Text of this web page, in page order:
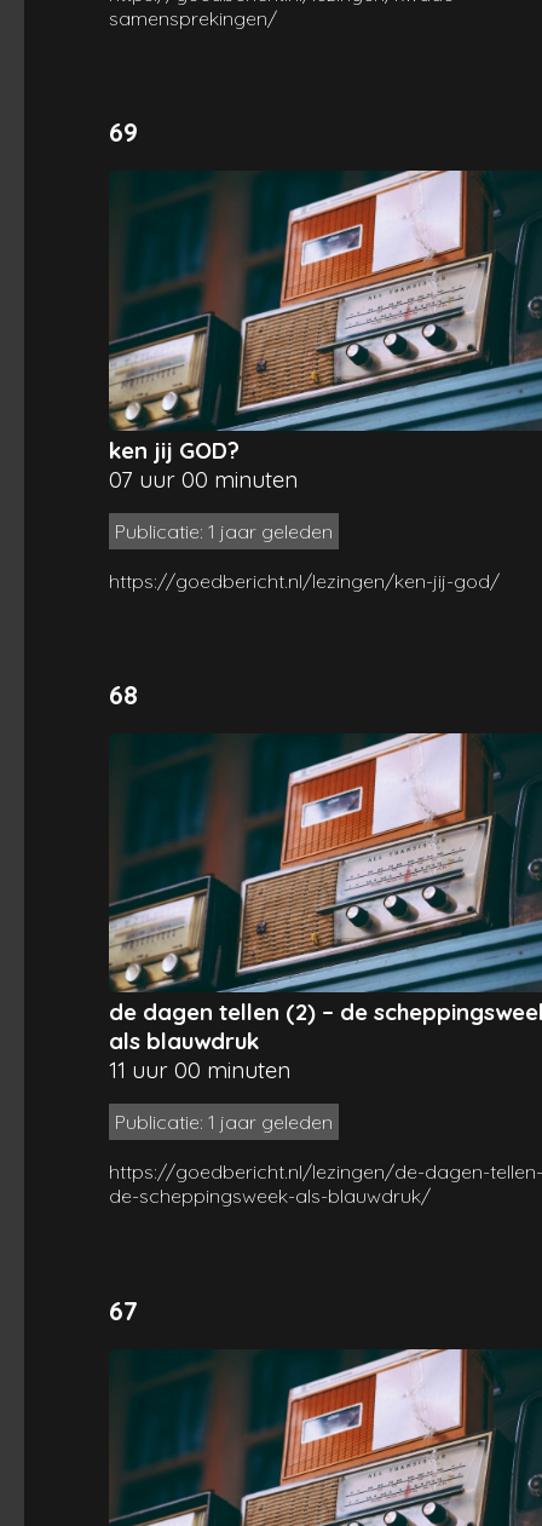
samensprekingen/
69
ken jij GOD?
07 uur 00 minuten
Publicatie: 1 jaar geleden
https://goedbericht.nl/lezingen/ken-jij-god/
68
de dagen tellen (2) – de
als blauwdruk
11 uur 00 minuten
Publicatie: 1 jaar geleden
https://goedbericht.nl/lezingen/de-dagen-
de-scheppingsweek-als-blauwdruk/
67